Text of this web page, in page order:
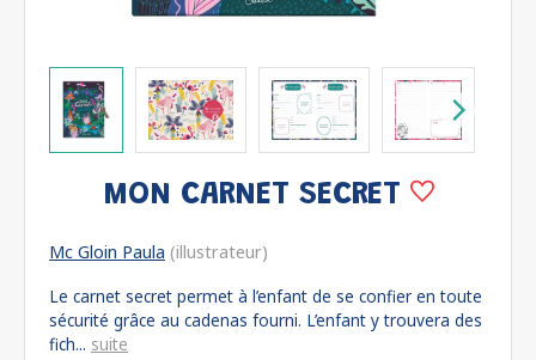
MON CARNET SECRET
Mc Gloin Paula (illustrateur)
Le carnet secret permet à l’enfant de se confier en toute
sécurité grâce au cadenas fourni. L’enfant y trouvera des
fich... suite